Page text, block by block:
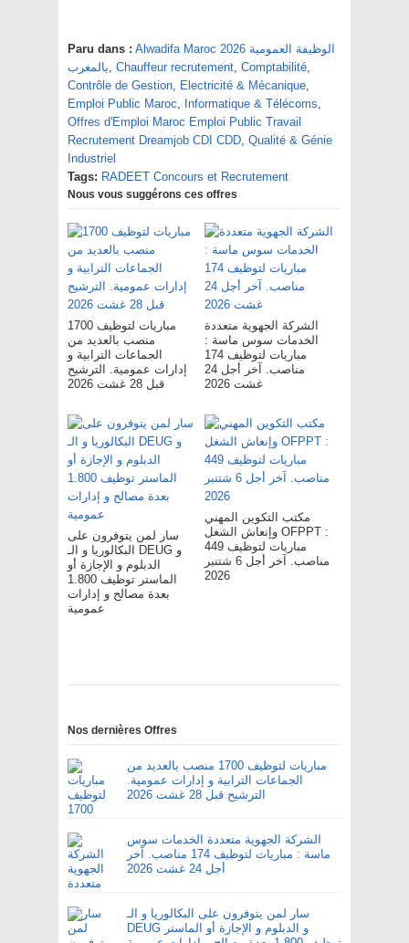
Paru dans : Alwadifa Maroc 2026 الوظيفة العمومية
بالمغرب, Chauffeur recrutement, Comptabilité,
Contrôle de Gestion, Electricité & Mécanique,
Emploi Public Maroc, Informatique & Télécoms,
Offres d'Emploi Maroc Emploi Public Travail
Recrutement Dreamjob CDI CDD, Qualité & Génie
Industriel
Tags: RADEET Concours et Recrutement
Nous vous suggérons ces offres
مباريات لتوظيف 1700
منصب بالعديد من
الجماعات الترابية و
إدارات عمومية. الترشيح
قبل 28 غشت 2026
الشركة الجهوية متعددة
الخدمات سوس ماسة :
مباريات لتوظيف 174
مناصب. آخر أجل 24
غشت 2026
سار لمن يتوفرون على
البكالوريا و الـ DEUG و
الدبلوم و الإجازة أو
الماستر توظيف 1.800
بعدة مصالح و إدارات
عمومية
مكتب التكوين المهني
وإنعاش الشغل OFPPT :
مباريات لتوظيف 449
مناصب. آخر أجل 6 شتنبر
2026
Nos dernières Offres
مباريات لتوظيف 1700 منصب بالعديد من
الجماعات الترابية و إدارات عمومية.
الترشيح قبل 28 غشت 2026
الشركة الجهوية متعددة الخدمات سوس
ماسة : مباريات لتوظيف 174 مناصب. آخر
أجل 24 غشت 2026
سار لمن يتوفرون على البكالوريا و الـ
DEUG و الدبلوم و الإجازة أو الماستر